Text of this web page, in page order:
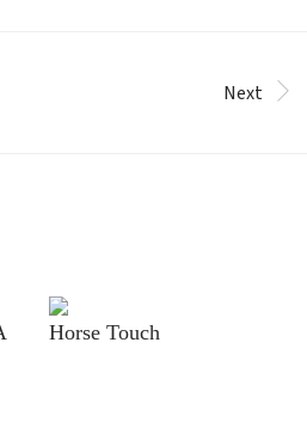
Next
Horse Touch